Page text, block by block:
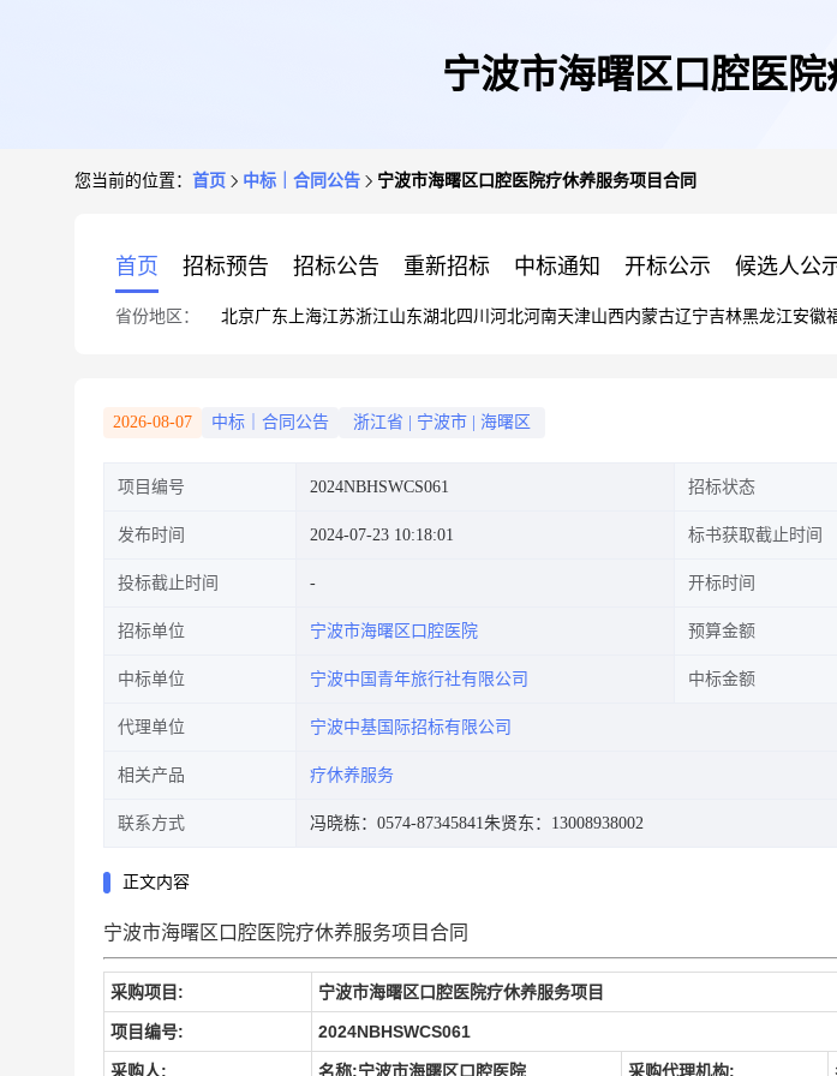
宁波市海曙区口腔医
您当前的位置： 首页 中标｜合同公告 宁波市海曙区口腔医院疗休养服务项目合同
首页 招标预告 招标公告 重新招标 中标通知 开标公示 候选人公
省份地区： 北京广东 上海江苏浙江山东湖北四川 河北河南天津山西内蒙古辽宁吉林黑龙江安徽
2026-08-07 中标｜合同公告 浙江省 宁波市 海曙区
项目编号 2024NBHSWCS061 招标状态
发布时间 2024-07-23 10:18:01 标书获取截止时间
投标截止时间 开标时间
招标单位 宁波市海曙区口腔医院 预算金额
中标单位 宁波中国青年旅行社有限公司 中标金额
代理单位 宁波中基国际招标有限公司
相关产品 疗休养服务
联系方式 冯晓栋：0574-87345841朱贤东：13008938002
正文内容
宁波市海曙区口腔医院疗休养服务项目合同
采购项目: 宁波市海曙区口腔医院疗休养服务项目
项目编号: 2024NBHSWCS061
采购人: 名称:宁波市海曙区口腔医院 采购代理机构: